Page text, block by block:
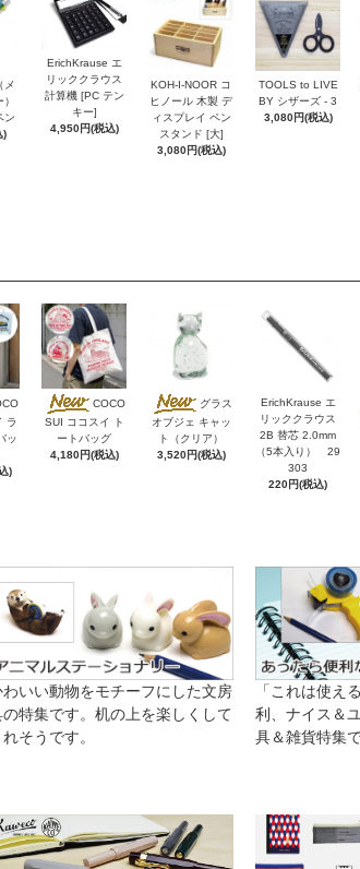
メ
ン
)
ErichKrause エ
リッククラウス
計算機 [PC テン
キー]
4,950円(税込)
KOH-I-NOOR コ
ヒノール 木製 デ
ィスプレイ ペン
スタンド [大]
3,080円(税込)
TOOLS to LIVE
BY シザーズ - 3
3,080円(税込)
ラ
ッ
)
COCO
SUI ココスイ ト
ートバッグ
4,180円(税込)
グラス
オブジェ キャッ
ト（クリア）
3,520円(税込)
ErichKrause エ
リッククラウス
2B 替芯 2.0mm
（5本入り） 29
303
220円(税込)
わいい動物をモチーフにした文房
の特集です。机の上を楽しくして
そうです。
「これは使え
利、ナイス＆
具＆雑貨特集で